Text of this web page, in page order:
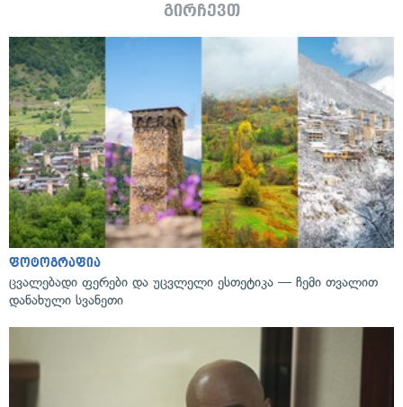
გირჩევთ
ფოტოგრაფია
ცვალებადი ფერები და უცვლელი ესთეტიკა — ჩემი თვალით
დანახული სვანეთი